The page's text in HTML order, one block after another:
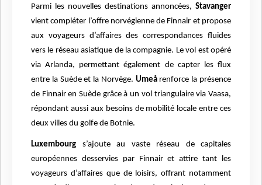
Parmi les nouvelles destinations annoncées, Stavanger
vient compléter l’offre norvégienne de Finnair et propose
aux voyageurs d’affaires des correspondances fluides
vers le réseau asiatique de la compagnie. Le vol est opéré
via Arlanda, permettant également de capter les flux
entre la Suède et la Norvège. Umeårenforce la présence
de Finnair en Suède grâce à un vol triangulaire via Vaasa,
répondant aussi aux besoins de mobilité locale entre ces
deux villes du golfe de Botnie.
Luxembourg s’ajoute au vaste réseau de capitales
européennes desservies par Finnair et attire tant les
voyageurs d’affaires que de loisirs, offrant notamment